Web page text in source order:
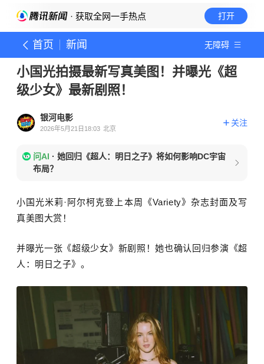
· 获取全网一手热点 打开
首页 新闻 无障碍
小国光拍摄最新写真美图！并曝光《超
级少女》最新剧照！
银河电影
2026年5月21日18:03 北京
关注
问AI · 她回归《超人：明日之子》将如何影响DC宇宙
布局？
小国光米莉·阿尔柯克登上本周《Variety》杂志封面及写
真美图大赏！
并曝光一张 《超级少女》 新剧照！她也确认回归参演《超
人：明日之子》。